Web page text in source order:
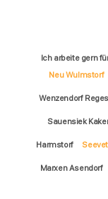
Ich arbeite gern
Neu Wulmstorf
Wenzendorf
Sauensiek
Harmstorf
Marxen Asendorf